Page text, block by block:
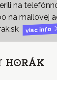
na
na mailovej
viac info